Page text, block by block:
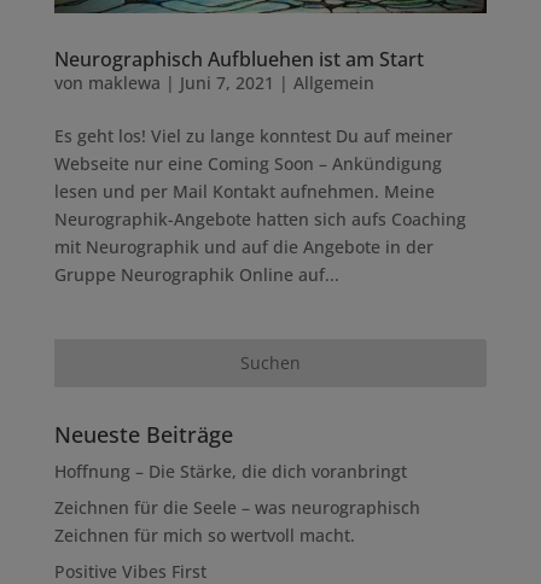
Neurographisch Aufbluehen ist am Start
von maklewa | Juni 7, 2021 | Allgemein
Es geht los! Viel zu lange konntest Du auf meiner
Webseite nur eine Coming Soon – Ankündigung
lesen und per Mail Kontakt aufnehmen. Meine
Neurographik-Angebote hatten sich aufs Coaching
mit Neurographik und auf die Angebote in der
Gruppe Neurographik Online auf...
Neueste Beiträge
Hoffnung – Die Stärke, die dich voranbringt
Zeichnen für die Seele – was neurographisch
Zeichnen für mich so wertvoll macht.
Positive Vibes First